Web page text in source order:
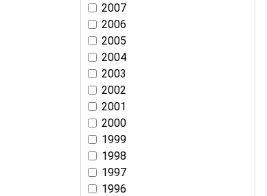
2007
2006
2005
2004
2003
2002
2001
2000
1999
1998
1997
1996